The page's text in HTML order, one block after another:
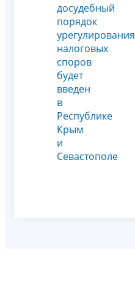
досудебный
порядок
урегулирования
налоговых
споров
будет
введен
в
Республике
Крым
и
Севастополе